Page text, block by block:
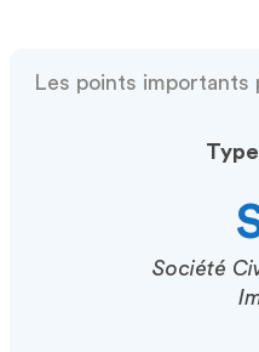
Les points importants
Société